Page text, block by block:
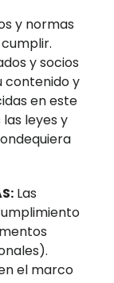
y normas
y socios
contenido y
en este
leyes y
Las
el marco